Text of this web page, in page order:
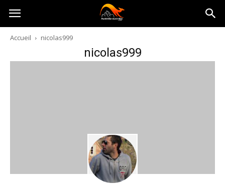
Australia-
australie.com
Accueil nicolas999
nicolas999